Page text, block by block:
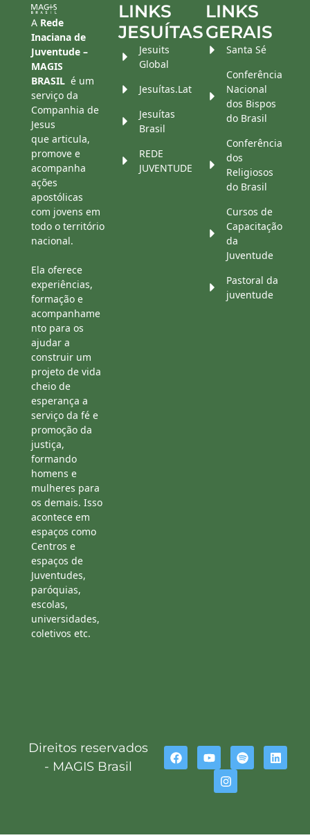
A Rede
Inaciana de
Juventude –
MAGIS
BRASIL é um
serviço da
Companhia de
Jesus
que articula,
promove e
acompanha
ações
apostólicas
com jovens em
todo o território
nacional.
Ela oferece
experiências,
formação e
acompanhame
nto para os
ajudar a
construir um
projeto de vida
cheio de
esperança a
serviço da fé e
promoção da
justiça,
formando
homens e
mulheres para
os demais. Isso
acontece em
espaços como
Centros e
espaços de
Juventudes,
paróquias,
escolas,
universidades,
coletivos etc.
LINKS
JESUÍTAS
Jesuits
Global
Jesuítas.Lat
Jesuítas
Brasil
REDE
JUVENTUDE
LINKS
GERAIS
Santa Sé
Conferência
Nacional
dos Bispos
do Brasil
Conferência
dos
Religiosos
do Brasil
Cursos de
Capacitação
da
Juventude
Pastoral da
juventude
Direitos reservados
- MAGIS Brasil